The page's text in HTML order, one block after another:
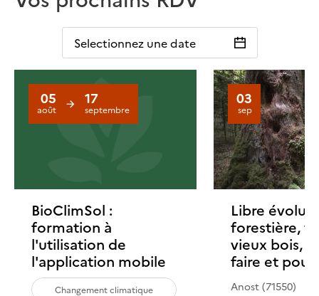
Selectionnez une date
05
août
17
septembre
BioClimSol :
formation à
l'utilisation de
l'application mobile
Changement climatique
03
sep
Libre
forestière,
vieux bois,
faire et
Anost (71550)